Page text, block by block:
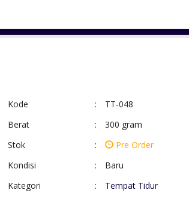
Kode :
TT-048
Berat
:
300 gram
Stok
:
Pre Order
Kondisi
:
Baru
Kategori
:
Tempat Tidur